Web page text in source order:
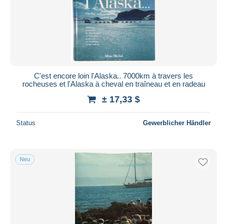
C'est encore loin l'Alaska.. 7000km à travers les
rocheuses et l'Alaska à cheval en traîneau et en radeau
± 17,33 $
Status Gewerblicher Händler
Neu